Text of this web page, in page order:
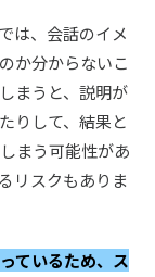
は、会話のイメ
か分からないこ
まうと、説明が
りして、結果と
まう可能性があ
リスクもありま
ているため、ス